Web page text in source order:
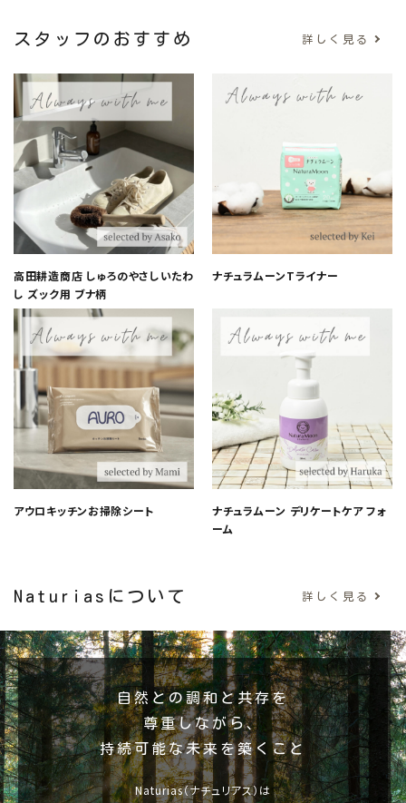
スタッフのおすすめ 詳しく見る
高田耕造商店 しゅろのやさしいたわ
し ズック用 ブナ柄
ナチュラムーンTライナー
アウロキッチンお掃除シート
ナチュラムーン デリケートケア フォ
ーム
Naturiasについて 詳しく見る
自然との調和と共存を
尊重しながら、
持続可能な未来を築くこと
Naturias（ナチュリアス）は